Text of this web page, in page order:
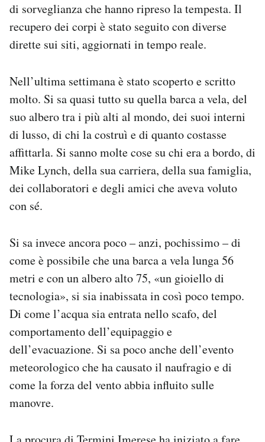
di sorveglianza che hanno ripreso la tempesta. Il
recupero dei corpi è stato seguito con diverse
dirette sui siti, aggiornati in tempo reale.
Nell’ultima settimana è stato scoperto e scritto
molto. Si sa quasi tutto su quella barca a vela, del
suo albero tra i più alti al mondo, dei suoi interni
di lusso, di chi la costruì e di quanto costasse
affittarla. Si sanno molte cose su chi era a bordo, di
Mike Lynch, della sua carriera, della sua famiglia,
dei collaboratori e degli amici che aveva voluto
con sé.
Si sa invece ancora poco – anzi, pochissimo – di
come è possibile che una barca a vela lunga 56
metri e con un albero alto 75, «un gioiello di
tecnologia», si sia inabissata in così poco tempo.
Di come l’acqua sia entrata nello scafo, del
comportamento dell’equipaggio e
dell’evacuazione. Si sa poco anche dell’evento
meteorologico che ha causato il naufragio e di
come la forza del vento abbia influito sulle
manovre.